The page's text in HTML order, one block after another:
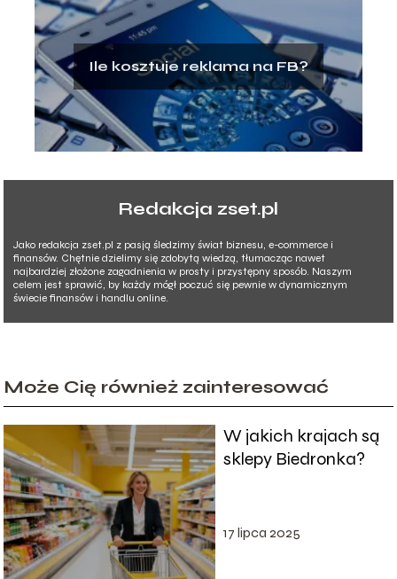
Ile kosztuje reklama na FB?
Redakcja zset.pl
Jako redakcja zset.pl z pasją śledzimy świat biznesu, e-commerce i
finansów. Chętnie dzielimy się zdobytą wiedzą, tłumacząc nawet
najbardziej złożone zagadnienia w prosty i przystępny sposób. Naszym
celem jest sprawić, by każdy mógł poczuć się pewnie w dynamicznym
świecie finansów i handlu online.
Może Cię również zainteresować
W jakich krajach są
sklepy Biedronka?
17 lipca 2025